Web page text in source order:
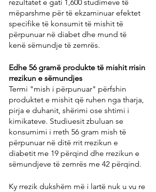
rezultatet e gati 1,600 studimeve të
mëparshme për të ekzaminuar efektet
specifike të konsumit të mishit të
përpunuar në diabet dhe mund të
kenë sëmundje të zemrës.
Edhe 56 gramë produkte të mishit rrisin
rrezikun e sëmundjes
Termi "mish i përpunuar" përfshin
produktet e mishit që ruhen nga tharja,
pirja e duhanit, shërimi ose shtimi i
kimikateve. Studiuesit zbuluan se
konsumimi i rreth 56 gram mish të
përpunuar në ditë rrit rrezikun e
diabetit me 19 përqind dhe rrezikun e
sëmundjeve të zemrës me 42 përqind.
Ky rrezik dukshëm më i lartë nuk u vu re